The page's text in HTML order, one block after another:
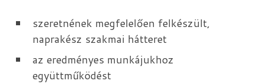
szeretnének megfelelően felkészült,
naprakész szakmai hátteret
az eredményes munkájukhoz
együttműködést